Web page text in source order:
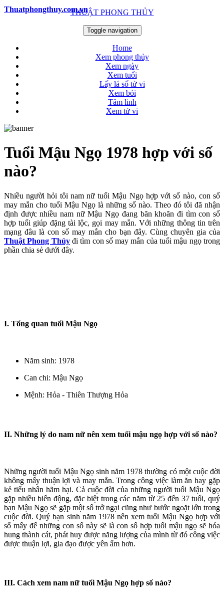
THUẬT PHONG THỦY
Thuatphongthuy.com.vn
Toggle navigation
Home
Xem phong thủy
Xem ngày
Xem tuổi
Lấy lá số tử vi
Xem bói
Tâm linh
Xem tử vi
Tuổi Mậu Ngọ 1978 hợp với số
nào?
Nhiều người hỏi tôi nam nữ tuổi Mậu Ngọ hợp với số nào, con số
may mắn cho tuổi Mậu Ngọ là những số nào. Theo đó tôi đã nhận
định được nhiều nam nữ Mậu Ngọ đang băn khoăn đi tìm con số
hợp tuổi giúp đặng tài lộc, gọi may mắn. Với những thông tin trên
mạng đâu là con số may mắn cho bạn đây. Cùng chuyên gia của
Thuật Phong Thủyđi tìm con số may mắn của tuổi mậu ngọ trong
phần chia sẻ dưới đây.
I. Tổng quan tuổi Mậu Ngọ
Năm sinh: 1978
Can chi: Mậu Ngọ
Mệnh: Hỏa - Thiên Thượng Hỏa
II. Những lý do nam nữ nên xem tuổi mậu ngọ hợp với số nào?
Những người tuổi Mậu Ngọ sinh năm 1978 thường có một cuộc đời
không mấy thuận lợi và may mắn. Trong công việc làm ăn hay gặp
kẻ tiểu nhân hãm hại. Cả cuộc đời của những người tuổi Mậu Ngọ
gặp nhiều biến động, đặc biệt trong các năm từ 25 đến 37 tuổi, quý
bạn Mậu Ngọ sẽ gặp một số trở ngại cũng như bước ngoặt lớn trong
cuộc đời. Quý bạn sinh năm 1978 nên xem tuổi Mậu Ngọ hợp với
số mấy để những con số này sẽ là con số hợp tuổi mậu ngọ sẽ hóa
hung thành cát, phát huy được năng lượng của mình từ đó công việc
được thuận lợi, gia đạo được yên ấm hơn.
III. Cách xem nam nữ tuổi Mậu Ngọ hợp số nào?